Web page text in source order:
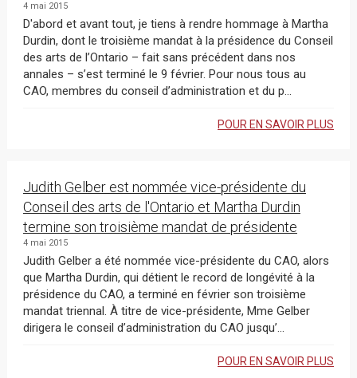
4 mai 2015
D'abord et avant tout, je tiens à rendre hommage à Martha
Durdin, dont le troisième mandat à la présidence du Conseil
des arts de l’Ontario – fait sans précédent dans nos
annales – s’est terminé le 9 février. Pour nous tous au
CAO, membres du conseil d’administration et du p...
POUR EN SAVOIR PLUS
Judith Gelber est nommée vice-présidente du
Conseil des arts de l'Ontario et Martha Durdin
termine son troisième mandat de présidente
4 mai 2015
Judith Gelber a été nommée vice-présidente du CAO, alors
que Martha Durdin, qui détient le record de longévité à la
présidence du CAO, a terminé en février son troisième
mandat triennal. À titre de vice-présidente, Mme Gelber
dirigera le conseil d’administration du CAO jusqu’...
POUR EN SAVOIR PLUS